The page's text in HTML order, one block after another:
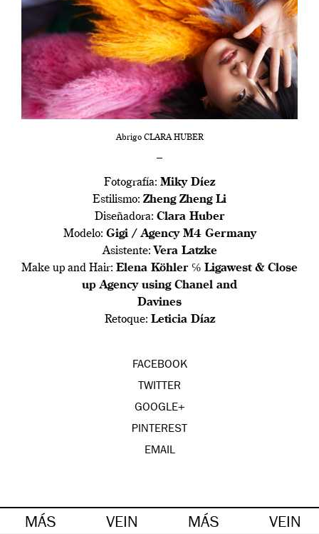
Abrigo CLARA HUBER
–
Fotografía: Miky Díez
Estilismo: Zheng Zheng Li
Diseñadora: Clara Huber
Modelo: Gigi / Agency M4 Germany
Asistente: Vera Latzke
Make up and Hair: Elena Köhler ℅ Ligawest & Close
up Agency using Chanel and
Davines
Retoque: Leticia Díaz
FACEBOOK
TWITTER
GOOGLE+
PINTEREST
EMAIL
MÁS VEIN MÁS VEIN